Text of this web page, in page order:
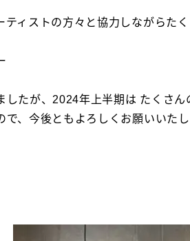
ティストの方々と協力しながらた
したが、2024年上半期は たくさ
で、今後ともよろしくお願いいたし